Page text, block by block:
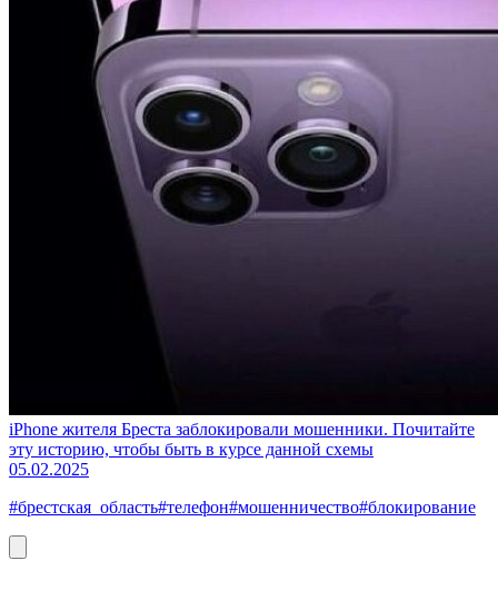
iPhone жителя Бреста заблокировали мошенники. Почитайте
эту историю, чтобы быть в курсе данной схемы
05.02.2025
#брестская_область#телефон#мошенничество#блокирование